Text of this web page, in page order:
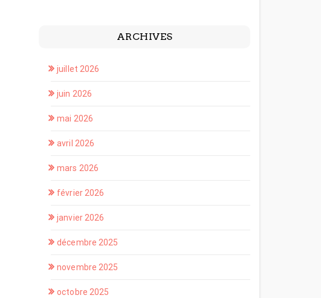
ARCHIVES
juillet 2026
juin 2026
mai 2026
avril 2026
mars 2026
février 2026
janvier 2026
décembre 2025
novembre 2025
octobre 2025